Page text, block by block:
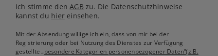
Ich stimme denAGB zu. Die Datenschutzhinweise
kannst du hiereinsehen.
Mit der Absendung willige ich ein, dass von mir bei der
Registrierung oder bei Nutzung des Dienstes zur Verfügung
gestellte„besondere Kategorien personenbezogener Daten“(z.B.